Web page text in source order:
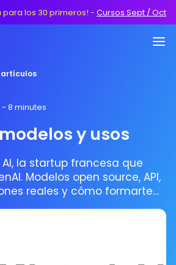
los 30 primeros! - Cursos Sept / Oct
artículos
- 8 minutes
y usos
la startup francesa que
Modelos open source, API,
reales y cómo formarte
trabajar en IA en 2025.